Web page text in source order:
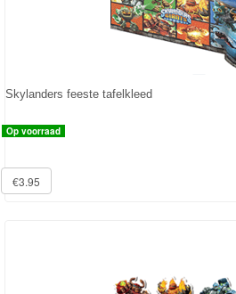
Masks
Super
Skylanders feeste tafelkleed
Op voorraad
€3.95